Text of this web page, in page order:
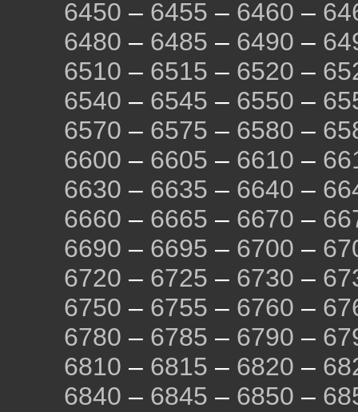
6450 – 6455 – 6460 –
6480 – 6485 – 6490 –
6510 – 6515 – 6520 –
6540 – 6545 – 6550 –
6570 – 6575 – 6580 –
6600 – 6605 – 6610 –
6630 – 6635 – 6640 –
6660 – 6665 – 6670 –
6690 – 6695 – 6700 –
6720 – 6725 – 6730 –
6750 – 6755 – 6760 –
6780 – 6785 – 6790 –
6810 – 6815 – 6820 –
6840 – 6845 – 6850 –